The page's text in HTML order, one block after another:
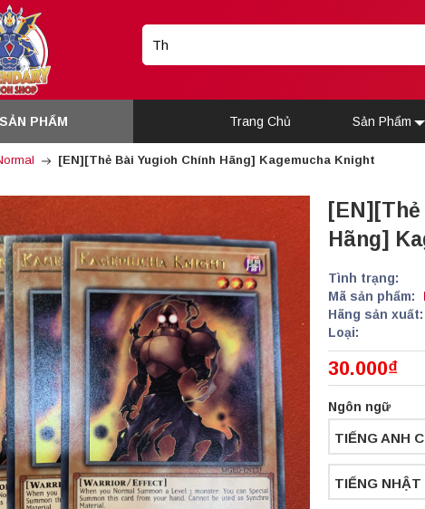
PHẨM Trang Chủ Sản Phẩm
[EN][Thẻ Bài Yugioh Chính Hãng] Kagemucha Knight
Hãng]
Tình trạng:
Mã sản phẩm:
Hãng sản xuất:
Loại:
30.000₫
Ngôn ngữ
TIẾNG ANH
TIẾNG NHẬT